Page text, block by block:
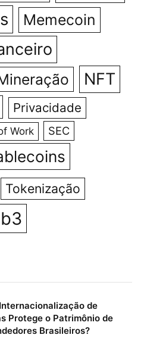
Memecoin
NFT
Privacidade
Work SEC
Tokenização
de
Protege o Patrimônio de
Brasileiros?